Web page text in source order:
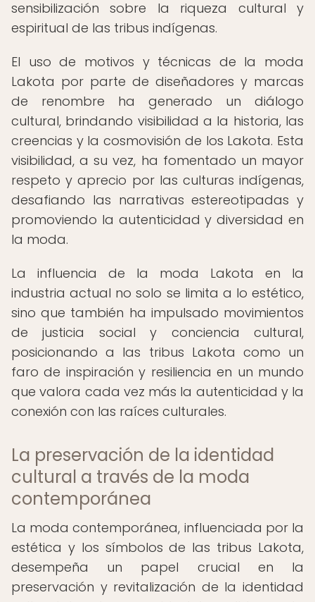
sensibilización sobre la riqueza cultural y
espiritual de las tribus indígenas.
El uso de motivos y técnicas de la moda
Lakota por parte de diseñadores y marcas
de renombre ha generado un diálogo
cultural, brindando visibilidad a la historia, las
creencias y la cosmovisión de los Lakota. Esta
visibilidad, a su vez, ha fomentado un mayor
respeto y aprecio por las culturas indígenas,
desafiando las narrativas estereotipadas y
promoviendo la autenticidad y diversidad en
la moda.
La influencia de la moda Lakota en la
industria actual no solo se limita a lo estético,
sino que también ha impulsado movimientos
de justicia social y conciencia cultural,
posicionando a las tribus Lakota como un
faro de inspiración y resiliencia en un mundo
que valora cada vez más la autenticidad y la
conexión con las raíces culturales.
La preservación de la identidad
cultural a través de la moda
contemporánea
La moda contemporánea, influenciada por la
estética y los símbolos de las tribus Lakota,
desempeña un papel crucial en la
preservación y revitalización de la identidad